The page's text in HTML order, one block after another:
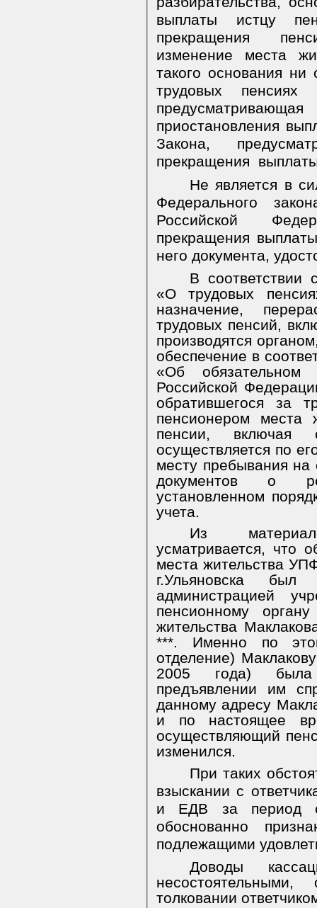
выплаты истцу
прекращения
изменение места
такого основания ни
трудовых пенсиях
приостановления
Закона,
прекращения
Не является в
Федерального
Российской
прекращения
него документа,
В соответствии
«О трудовых
назначение,
трудовых пенсий,
производятся
обеспечение в
«Об обязательном
Российской
обратившегося за
пенсионером места
пенсии, включая
осуществляется по
месту пребывания на
документов о
установленном
учета.
Из
усматривается, что
места жительства
г.Ульяновска был
администрацией
пенсионному
жительства
***. Именно по
отделение)
2005 года)
предъявлении им
данному адресу
и по настоящее
осуществляющий
изменился.
При таких
взыскании с
и ЕДВ за период
обоснованно
подлежащими
Доводы
толковании